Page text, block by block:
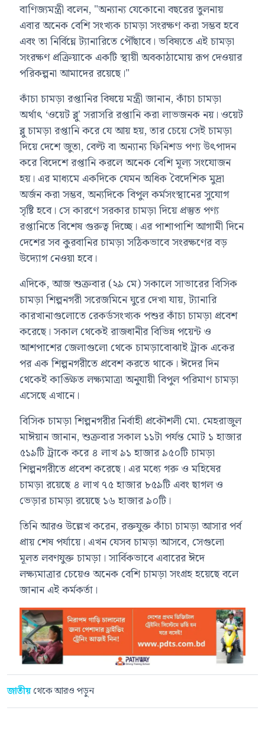
বাণিজ্যমন্ত্রী বলেন, "অন্যান্য যেকোনো বছরের তুলনায়
এবার অনেক বেশি সংখ্যক চামড়া সংরক্ষণ করা সম্ভব হবে
এবং তা নির্বিঘ্নে ট্যানারিতে পৌঁছাবে। ভবিষ্যতে এই চামড়া
সংরক্ষণ প্রক্রিয়াকে একটি স্থায়ী অবকাঠামোয় রূপ দেওয়ার
পরিকল্পনা আমাদের রয়েছে।"
কাঁচা চামড়া রপ্তানির বিষয়ে মন্ত্রী জানান, কাঁচা চামড়া
অর্থাৎ ‘ওয়েট ব্লু’ সরাসরি রপ্তানি করা লাভজনক নয়। ওয়েট
ব্লু চামড়া রপ্তানি করে যে আয় হয়, তার চেয়ে সেই চামড়া
দিয়ে দেশে জুতা, বেল্ট বা অন্যান্য ফিনিশড পণ্য উৎপাদন
করে বিদেশে রপ্তানি করলে অনেক বেশি মূল্য সংযোজন
হয়। এর মাধ্যমে একদিকে যেমন অধিক বৈদেশিক মুদ্রা
অর্জন করা সম্ভব, অন্যদিকে বিপুল কর্মসংস্থানের সুযোগ
সৃষ্টি হবে। সে কারণে সরকার চামড়া দিয়ে প্রস্তুত পণ্য
রপ্তানিতে বিশেষ গুরুত্ব দিচ্ছে। এর পাশাপাশি আগামী দিনে
দেশের সব কুরবানির চামড়া সঠিকভাবে সংরক্ষণের বড়
উদ্যোগ নেওয়া হবে।
এদিকে, আজ শুক্রবার (২৯ মে) সকালে সাভারের বিসিক
চামড়া শিল্পনগরী সরেজমিনে ঘুরে দেখা যায়, ট্যানারি
কারখানাগুলোতে রেকর্ডসংখ্যক পশুর কাঁচা চামড়া প্রবেশ
করেছে। সকাল থেকেই রাজধানীর বিভিন্ন পয়েন্ট ও
আশপাশের জেলাগুলো থেকে চামড়াবোঝাই ট্রাক একের
পর এক শিল্পনগরীতে প্রবেশ করতে থাকে। ঈদের দিন
থেকেই কাঙ্ক্ষিত লক্ষ্যমাত্রা অনুযায়ী বিপুল পরিমাণ চামড়া
এসেছে এখানে।
বিসিক চামড়া শিল্পনগরীর নির্বাহী প্রকৌশলী মো. মেহরাজুল
মাঈয়ান জানান, শুক্রবার সকাল ১১টা পর্যন্ত মোট ১ হাজার
৫১৯টি ট্রাকে করে ৪ লাখ ৯১ হাজার ৯৫০টি চামড়া
শিল্পনগরীতে প্রবেশ করেছে। এর মধ্যে গরু ও মহিষের
চামড়া রয়েছে ৪ লাখ ৭৫ হাজার ৮৫৯টি এবং ছাগল ও
ভেড়ার চামড়া রয়েছে ১৬ হাজার ৯০টি।
তিনি আরও উল্লেখ করেন, রক্তযুক্ত কাঁচা চামড়া আসার পর্ব
প্রায় শেষ পর্যায়ে। এখন যেসব চামড়া আসবে, সেগুলো
মূলত লবণযুক্ত চামড়া। সার্বিকভাবে এবারের ঈদে
লক্ষ্যমাত্রার চেয়েও অনেক বেশি চামড়া সংগ্রহ হয়েছে বলে
জানান এই কর্মকর্তা।
জাতীয়থেকে আরও পড়ুন